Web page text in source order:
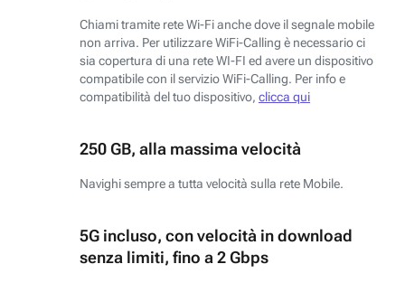
Chiami tramite rete Wi-Fi anche dove il segnale mobile
non arriva. Per utilizzare WiFi-Calling è necessario ci
sia copertura di una rete WI-FI ed avere un dispositivo
compatibile con il servizio WiFi-Calling. Per info e
compatibilità del tuo dispositivo, clicca qui
250 GB, alla massima velocità
Navighi sempre a tutta velocità sulla rete Mobile.
5G incluso, con velocità in download
senza limiti, fino a 2 Gbps